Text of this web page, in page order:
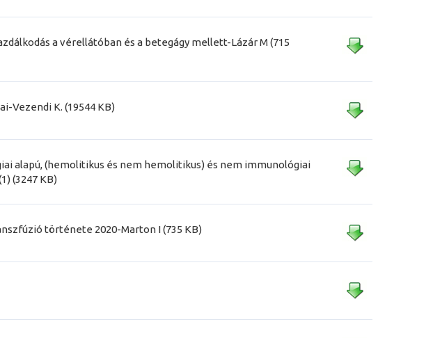
a vérellátóban és a betegágy mellett-Lázár M (715
Vezendi K. (19544 KB)
alapú, (hemolitikus és nem hemolitikus) és nem immunológiai
(3247 KB)
története 2020-Marton I (735 KB)